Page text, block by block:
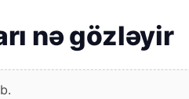
nə gözləyir